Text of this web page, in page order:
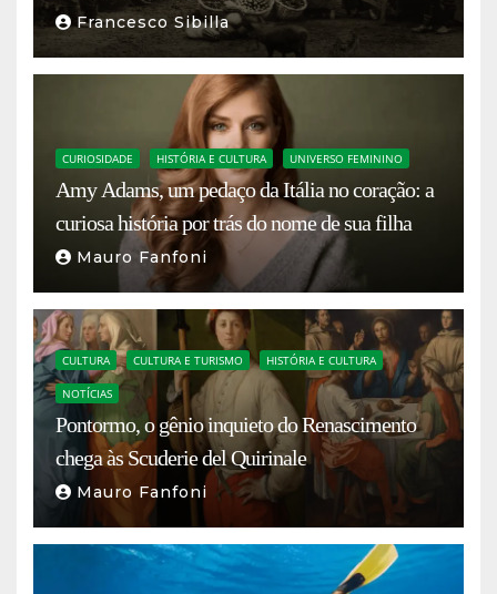
Francesco Sibilla
CURIOSIDADE HISTÓRIA E CULTURA UNIVERSO FEMININO
Amy Adams, um pedaço da Itália no coração: a
curiosa história por trás do nome de sua filha
Mauro Fanfoni
CULTURA CULTURA E TURISMO HISTÓRIA E CULTURA
NOTÍCIAS
Pontormo, o gênio inquieto do Renascimento
chega às Scuderie del Quirinale
Mauro Fanfoni